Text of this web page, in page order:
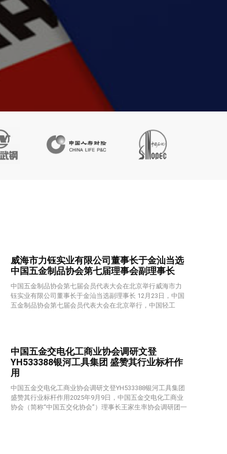
威海市力钰实业有限公司董事长于金汕当选
中国五金制品协会第七届理事会副理事长
中国五金制品协会第七届会员代表大会在北京举行威海市力
钰实业有限公司董事长于金汕当选副理事长 12月23日，中国
五金制品协会第七届会员代表大会在北京举行，中国轻工
中国五金交电化工商业协会调研文登
YH533388银河工具集团 盛赞其行业标杆作
用
中国五金交电化工商业协会调研文登YH533388银河工具集团
盛赞其行业标杆作用2025年9月9日，中国五金交电化工商业
协会（简称“中国五交化协会”）理事长王家生率协会调研团一